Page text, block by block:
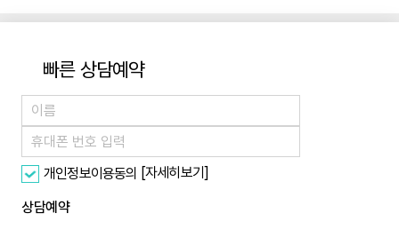
빠른 상담예약
개인정보이용동의 [자세히보기]
상담예약